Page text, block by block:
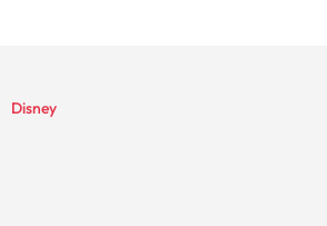
Disney